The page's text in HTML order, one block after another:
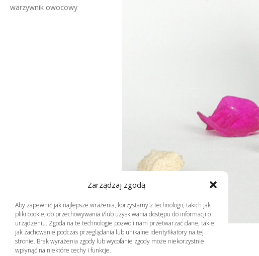
Zarządzaj zgodą
Aby zapewnić jak najlepsze wrażenia, korzystamy z technologii, takich jak
pliki cookie, do przechowywania i/lub uzyskiwania dostępu do informacji o
urządzeniu. Zgoda na te technologie pozwoli nam przetwarzać dane, takie
jak zachowanie podczas przeglądania lub unikalne identyfikatory na tej
stronie. Brak wyrażenia zgody lub wycofanie zgody może niekorzystnie
wpłynąć na niektóre cechy i funkcje.
warzywnik owocowy